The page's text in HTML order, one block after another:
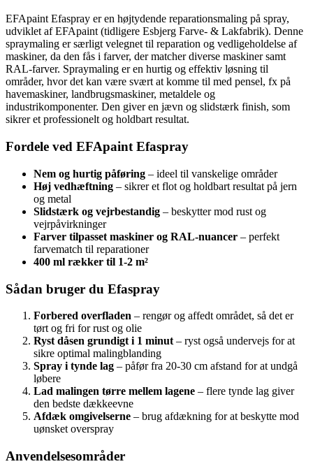
EFApaint Efaspray er en højtydende reparationsmaling på spray,
udviklet af EFApaint (tidligere Esbjerg Farve- & Lakfabrik). Denne
spraymaling er særligt velegnet til reparation og vedligeholdelse af
maskiner, da den fås i farver, der matcher diverse maskiner samt
RAL-farver. Spraymaling er en hurtig og effektiv løsning til
områder, hvor det kan være svært at komme til med pensel, fx på
havemaskiner, landbrugsmaskiner, metaldele og
industrikomponenter. Den giver en jævn og slidstærk finish, som
sikrer et professionelt og holdbart resultat.
Fordele ved EFApaint Efaspray
Nem og hurtig påføring – ideel til vanskelige områder
Høj vedhæftning – sikrer et flot og holdbart resultat på jern
og metal
Slidstærk og vejrbestandig – beskytter mod rust og
vejrpåvirkninger
Farver tilpasset maskiner og RAL-nuancer – perfekt
farvematch til reparationer
400 ml rækker til 1-2 m²
Sådan bruger du Efaspray
Forbered overfladen – rengør og affedt området, så det er
tørt og fri for rust og olie
Ryst dåsen grundigt i 1 minut – ryst også undervejs for at
sikre optimal malingblanding
Spray i tynde lag – påfør fra 20-30 cm afstand for at undgå
løbere
Lad malingen tørre mellem lagene – flere tynde lag giver
den bedste dækkeevne
Afdæk omgivelserne – brug afdækning for at beskytte mod
uønsket overspray
Anvendelsesområder